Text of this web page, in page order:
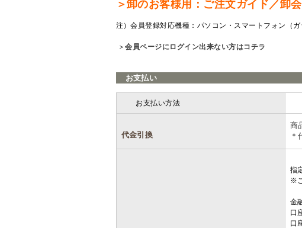
＞卸のお客様用：ご注文ガイド／卸
注）会員登録対応機種：パソコン・スマートフォン（
＞会員ページにログイン出来ない方はコチラ
お支払い
お支払い方法
代金引換
商
＊
指
※
金
口
口